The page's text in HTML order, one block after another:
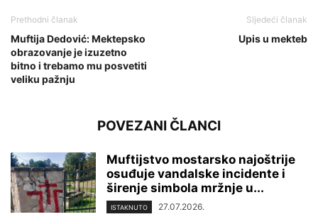
Prethodni članak
Muftija Dedović: Mektepsko
obrazovanje je izuzetno
bitno i trebamo mu posvetiti
veliku pažnju
Sljedeći članak
Upis u mekteb
POVEZANI ČLANCI
Muftijstvo mostarsko najoštrije
osuđuje vandalske incidente i
širenje simbola mržnje u...
ISTAKNUTO 27.07.2026.